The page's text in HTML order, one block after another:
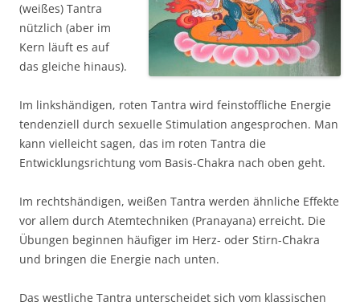
(weißes) Tantra
nützlich (aber im
Kern läuft es auf
das gleiche hinaus).
Im linkshändigen, roten Tantra wird feinstoffliche Energie
tendenziell durch sexuelle Stimulation angesprochen. Man
kann vielleicht sagen, das im roten Tantra die
Entwicklungsrichtung vom Basis-Chakra nach oben geht.
Im rechtshändigen, weißen Tantra werden ähnliche Effekte
vor allem durch Atemtechniken (Pranayana) erreicht. Die
Übungen beginnen häufiger im Herz- oder Stirn-Chakra
und bringen die Energie nach unten.
Das westliche Tantra unterscheidet sich vom klassischen